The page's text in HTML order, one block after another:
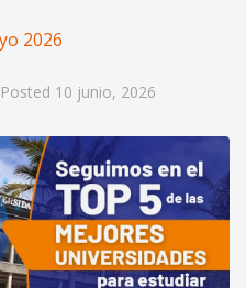
2026
Posted 10 junio, 2026